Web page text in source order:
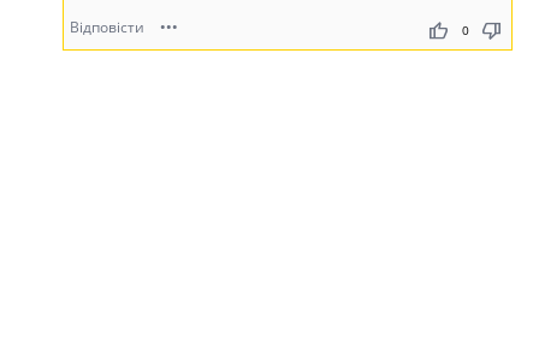
Відповісти ••• thumb_up thumb_down
0